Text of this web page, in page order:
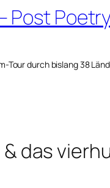
Post
Tour durch bislang 38
das